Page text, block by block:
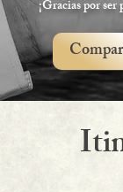
¡Gracias por